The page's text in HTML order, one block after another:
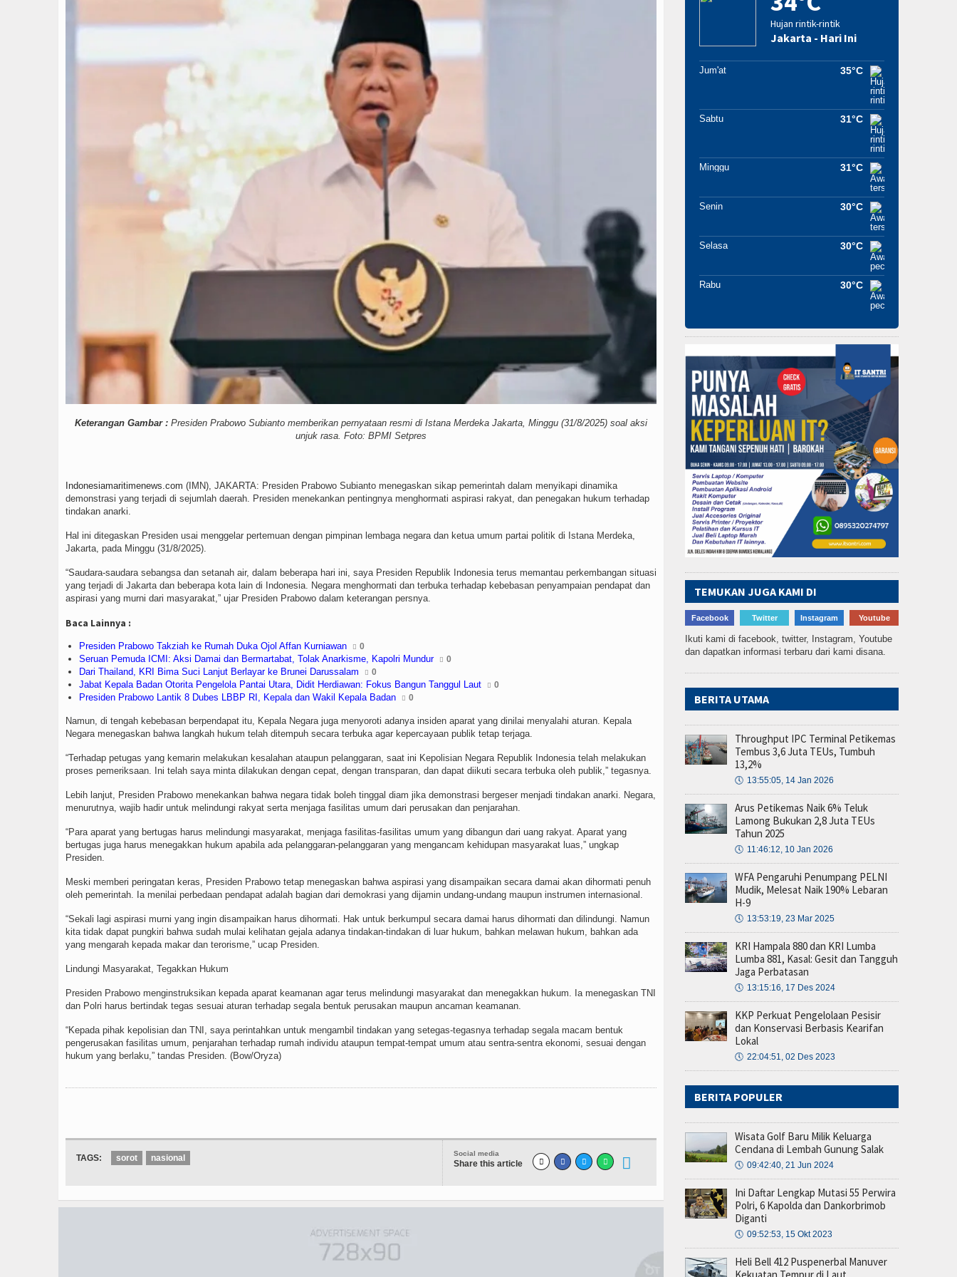
Keterangan Gambar : Presiden Prabowo Subianto memberikan pernyataan resmi di Istana Merdeka Jakarta, Minggu (31/8/2025) soal aksi
unjuk rasa. Foto: BPMI Setpres
Indonesiamaritimenews.com (IMN), JAKARTA: Presiden Prabowo Subianto menegaskan sikap pemerintah dalam menyikapi dinamika
demonstrasi yang terjadi di sejumlah daerah. Presiden menekankan pentingnya menghormati aspirasi rakyat, dan penegakan hukum terhadap
tindakan anarki.
Hal ini ditegaskan Presiden usai menggelar pertemuan dengan pimpinan lembaga negara dan ketua umum partai politik di Istana Merdeka,
Jakarta, pada Minggu (31/8/2025).
“Saudara-saudara sebangsa dan setanah air, dalam beberapa hari ini, saya Presiden Republik Indonesia terus memantau perkembangan situasi
yang terjadi di Jakarta dan beberapa kota lain di Indonesia. Negara menghormati dan terbuka terhadap kebebasan penyampaian pendapat dan
aspirasi yang murni dari masyarakat,” ujar Presiden Prabowo dalam keterangan persnya.
Baca Lainnya :
Presiden Prabowo Takziah ke Rumah Duka Ojol Affan Kurniawan 0
Seruan Pemuda ICMI: Aksi Damai dan Bermartabat, Tolak Anarkisme, Kapolri Mundur 0
Dari Thailand, KRI Bima Suci Lanjut Berlayar ke Brunei Darussalam 0
Jabat Kepala Badan Otorita Pengelola Pantai Utara, Didit Herdiawan: Fokus Bangun Tanggul Laut 0
Presiden Prabowo Lantik 8 Dubes LBBP RI, Kepala dan Wakil Kepala Badan 0
Namun, di tengah kebebasan berpendapat itu, Kepala Negara juga menyoroti adanya insiden aparat yang dinilai menyalahi aturan. Kepala
Negara menegaskan bahwa langkah hukum telah ditempuh secara terbuka agar kepercayaan publik tetap terjaga.
“Terhadap petugas yang kemarin melakukan kesalahan ataupun pelanggaran, saat ini Kepolisian Negara Republik Indonesia telah melakukan
proses pemeriksaan. Ini telah saya minta dilakukan dengan cepat, dengan transparan, dan dapat diikuti secara terbuka oleh publik,” tegasnya.
Lebih lanjut, Presiden Prabowo menekankan bahwa negara tidak boleh tinggal diam jika demonstrasi bergeser menjadi tindakan anarki. Negara,
menurutnya, wajib hadir untuk melindungi rakyat serta menjaga fasilitas umum dari perusakan dan penjarahan.
“Para aparat yang bertugas harus melindungi masyarakat, menjaga fasilitas-fasilitas umum yang dibangun dari uang rakyat. Aparat yang
bertugas juga harus menegakkan hukum apabila ada pelanggaran-pelanggaran yang mengancam kehidupan masyarakat luas,” ungkap
Presiden.
Meski memberi peringatan keras, Presiden Prabowo tetap menegaskan bahwa aspirasi yang disampaikan secara damai akan dihormati penuh
oleh pemerintah. Ia menilai perbedaan pendapat adalah bagian dari demokrasi yang dijamin undang-undang maupun instrumen internasional.
“Sekali lagi aspirasi murni yang ingin disampaikan harus dihormati. Hak untuk berkumpul secara damai harus dihormati dan dilindungi. Namun
kita tidak dapat pungkiri bahwa sudah mulai kelihatan gejala adanya tindakan-tindakan di luar hukum, bahkan melawan hukum, bahkan ada
yang mengarah kepada makar dan terorisme,” ucap Presiden.
Lindungi Masyarakat, Tegakkan Hukum
Presiden Prabowo menginstruksikan kepada aparat keamanan agar terus melindungi masyarakat dan menegakkan hukum. Ia menegaskan TNI
dan Polri harus bertindak tegas sesuai aturan terhadap segala bentuk perusakan maupun ancaman keamanan.
“Kepada pihak kepolisian dan TNI, saya perintahkan untuk mengambil tindakan yang setegas-tegasnya terhadap segala macam bentuk
pengerusakan fasilitas umum, penjarahan terhadap rumah individu ataupun tempat-tempat umum atau sentra-sentra ekonomi, sesuai dengan
hukum yang berlaku,” tandas Presiden. (Bow/Oryza)
Social media
Share this article
TAGS: sorot nasional
Hujan rintik-rintik
Jakarta - Hari Ini
Jum'at 35°C
Sabtu 31°C
Minggu 31°C
Senin 30°C
Selasa 30°C
Rabu 30°C
TEMUKAN JUGA KAMI DI
Facebook Twitter Instagram Youtube
Ikuti kami di facebook, twitter, Instagram, Youtube
dan dapatkan informasi terbaru dari kami disana.
BERITA UTAMA
Throughput IPC Terminal Petikemas
Tembus 3,6 Juta TEUs, Tumbuh
13,2%
🕔 13:55:05, 14 Jan 2026
Arus Petikemas Naik 6% Teluk
Lamong Bukukan 2,8 Juta TEUs
Tahun 2025
🕔 11:46:12, 10 Jan 2026
WFA Pengaruhi Penumpang PELNI
Mudik, Melesat Naik 190% Lebaran
H-9
🕔 13:53:19, 23 Mar 2025
KRI Hampala 880 dan KRI Lumba
Lumba 881, Kasal: Gesit dan Tangguh
Jaga Perbatasan
🕔 13:15:16, 17 Des 2024
KKP Perkuat Pengelolaan Pesisir
dan Konservasi Berbasis Kearifan
Lokal
🕔 22:04:51, 02 Des 2023
BERITA POPULER
Wisata Golf Baru Milik Keluarga
Cendana di Lembah Gunung Salak
🕔 09:42:40, 21 Jun 2024
Ini Daftar Lengkap Mutasi 55 Perwira
Polri, 6 Kapolda dan Dankorbrimob
Diganti
🕔 09:52:53, 15 Okt 2023
Heli Bell 412 Puspenerbal Manuver